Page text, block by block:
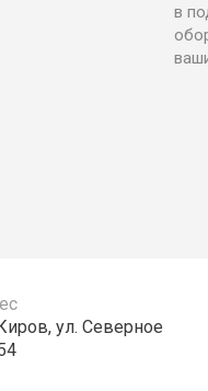
в
ул. Северное